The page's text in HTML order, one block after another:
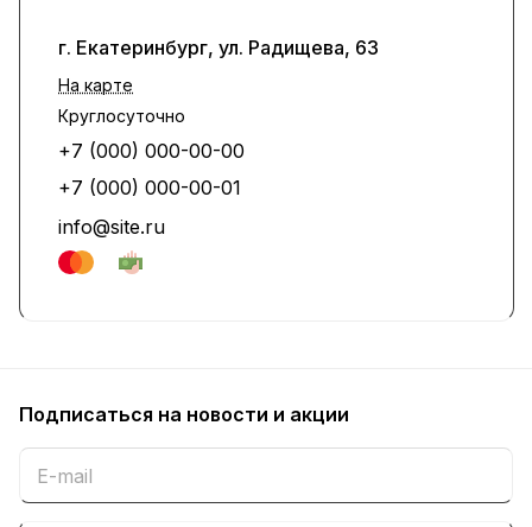
г. Екатеринбург, ул. Радищева, 63
На карте
Круглосуточно
+7 (000) 000-00-00
+7 (000) 000-00-01
info@site.ru
Подписаться на новости и акции